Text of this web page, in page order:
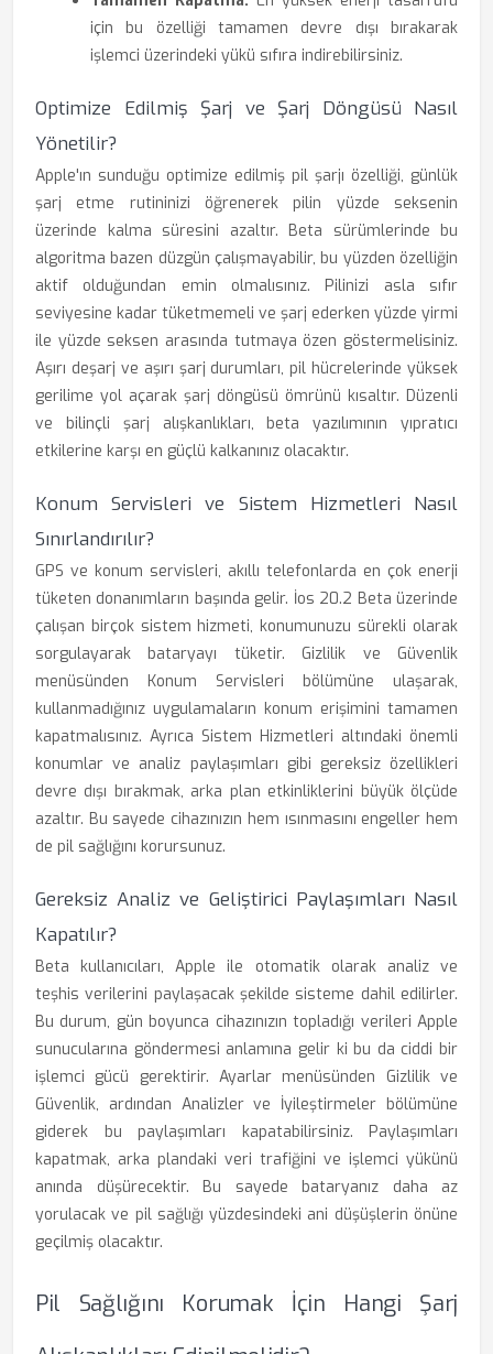
için bu özelliği tamamen devre dışı bırakarak
işlemci üzerindeki yükü sıfıra indirebilirsiniz.
Optimize Edilmiş Şarj ve Şarj Döngüsü Nasıl
Yönetilir?
Apple'ın sunduğu optimize edilmiş pil şarjı özelliği, günlük
şarj etme rutininizi öğrenerek pilin yüzde seksenin
üzerinde kalma süresini azaltır. Beta sürümlerinde bu
algoritma bazen düzgün çalışmayabilir, bu yüzden özelliğin
aktif olduğundan emin olmalısınız. Pilinizi asla sıfır
seviyesine kadar tüketmemeli ve şarj ederken yüzde yirmi
ile yüzde seksen arasında tutmaya özen göstermelisiniz.
Aşırı deşarj ve aşırı şarj durumları, pil hücrelerinde yüksek
gerilime yol açarak şarj döngüsü ömrünü kısaltır. Düzenli
ve bilinçli şarj alışkanlıkları, beta yazılımının yıpratıcı
etkilerine karşı en güçlü kalkanınız olacaktır.
Konum Servisleri ve Sistem Hizmetleri Nasıl
Sınırlandırılır?
GPS ve konum servisleri, akıllı telefonlarda en çok enerji
tüketen donanımların başında gelir. İos 20.2 Beta üzerinde
çalışan birçok sistem hizmeti, konumunuzu sürekli olarak
sorgulayarak bataryayı tüketir. Gizlilik ve Güvenlik
menüsünden Konum Servisleri bölümüne ulaşarak,
kullanmadığınız uygulamaların konum erişimini tamamen
kapatmalısınız. Ayrıca Sistem Hizmetleri altındaki önemli
konumlar ve analiz paylaşımları gibi gereksiz özellikleri
devre dışı bırakmak, arka plan etkinliklerini büyük ölçüde
azaltır. Bu sayede cihazınızın hem ısınmasını engeller hem
de pil sağlığını korursunuz.
Gereksiz Analiz ve Geliştirici Paylaşımları Nasıl
Kapatılır?
Beta kullanıcıları, Apple ile otomatik olarak analiz ve
teşhis verilerini paylaşacak şekilde sisteme dahil edilirler.
Bu durum, gün boyunca cihazınızın topladığı verileri Apple
sunucularına göndermesi anlamına gelir ki bu da ciddi bir
işlemci gücü gerektirir. Ayarlar menüsünden Gizlilik ve
Güvenlik, ardından Analizler ve İyileştirmeler bölümüne
giderek bu paylaşımları kapatabilirsiniz. Paylaşımları
kapatmak, arka plandaki veri trafiğini ve işlemci yükünü
anında düşürecektir. Bu sayede bataryanız daha az
yorulacak ve pil sağlığı yüzdesindeki ani düşüşlerin önüne
geçilmiş olacaktır.
Pil Sağlığını Korumak İçin Hangi Şarj